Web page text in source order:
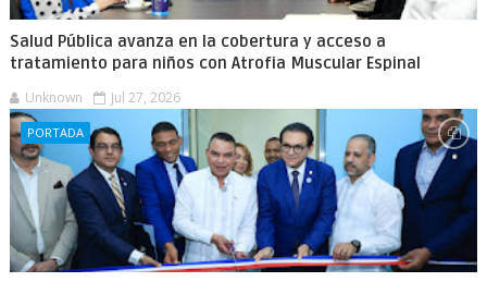
Salud Pública avanza en la cobertura y acceso a
tratamiento para niños con Atrofia Muscular Espinal
Unknown Jul 27, 2026
PORTADA